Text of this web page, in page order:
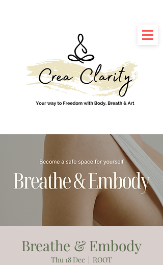
Breathe & Embody
Thu 18 Dec
  |
ROOT